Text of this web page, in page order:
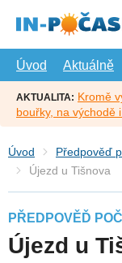
hlavní
Úvod
Aktuálně
AKTUALITA: Kromě
bouřky, na východě
Úvod Předpověď
Újezd u Tišnova
PŘEDPOVĚĎ
Újezd u